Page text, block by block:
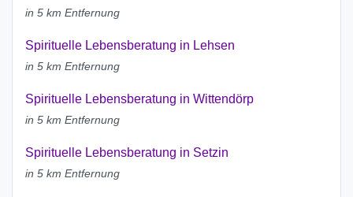
in 5 km Entfernung
Spirituelle Lebensberatung in Lehsen
in 5 km Entfernung
Spirituelle Lebensberatung in Wittendörp
in 5 km Entfernung
Spirituelle Lebensberatung in Setzin
in 5 km Entfernung